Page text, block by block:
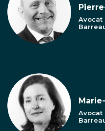
Avocat
Avocat